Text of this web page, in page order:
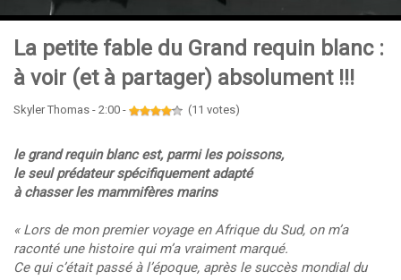
La petite fable du Grand requin blanc :
à voir (et à partager) absolument !!!
Skyler Thomas - 2:00 - (11 votes)
le grand requin blanc est, parmi les poissons,
le seul prédateur spécifiquement adapté
à chasser les mammifères marins
« Lors de mon premier voyage en Afrique du Sud, on m’a
raconté une histoire qui m’a vraiment marqué.
Ce qui c’était passé à l’époque, après le succès mondial du